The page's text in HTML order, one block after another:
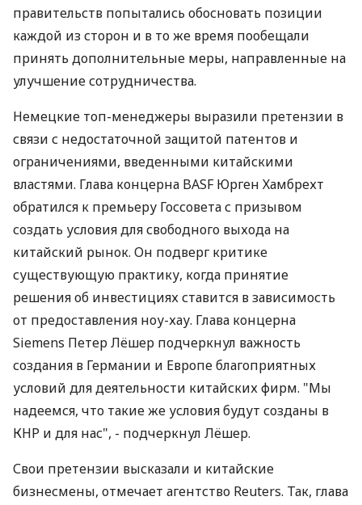
правительств попытались обосновать позиции
каждой из сторон и в то же время пообещали
принять дополнительные меры, направленные на
улучшение сотрудничества.
Немецкие топ-менеджеры выразили претензии в
связи с недостаточной защитой патентов и
ограничениями, введенными китайскими
властями. Глава концерна BASF Юрген Хамбрехт
обратился к премьеру Госсовета с призывом
создать условия для свободного выхода на
китайский рынок. Он подверг критике
существующую практику, когда принятие
решения об инвестициях ставится в зависимость
от предоставления ноу-хау. Глава концерна
Siemens Петер Лёшер подчеркнул важность
создания в Германии и Европе благоприятных
условий для деятельности китайских фирм. "Мы
надеемся, что такие же условия будут созданы в
КНР и для нас", - подчеркнул Лёшер.
Свои претензии высказали и китайские
бизнесмены, отмечает агентство Reuters. Так, глава